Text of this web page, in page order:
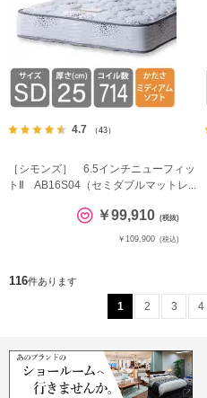
4.7 （43）
［シモンズ］ 6.5インチニューフィッ
トⅡ AB16S04（セミダブルマットレ...
￥99,910 (税抜)
￥109,900 (税込)
116件あります
1 2 3 4